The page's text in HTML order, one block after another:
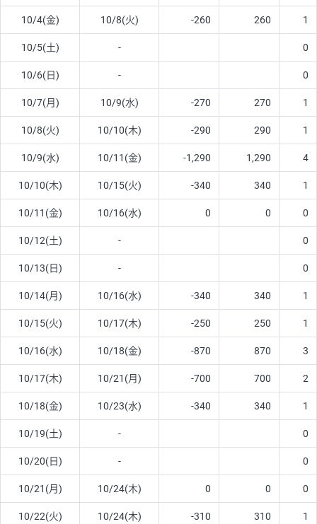
10/4(金) 10/8(火) -260 260 1
10/5(土) - 0
10/6(日) - 0
10/7(月) 10/9(水) -270 270 1
10/8(火) 10/10(木) -290 290 1
10/9(水) 10/11(金) -1,290 1,290 4
10/10(木) 10/15(火) -340 340 1
10/11(金) 10/16(水) 0 0 0
10/12(土) - 0
10/13(日) - 0
10/14(月) 10/16(水) -340 340 1
10/15(火) 10/17(木) -250 250 1
10/16(水) 10/18(金) -870 870 3
10/17(木) 10/21(月) -700 700 2
10/18(金) 10/23(水) -340 340 1
10/19(土) - 0
10/20(日) - 0
10/21(月) 10/24(木) 0 0 0
10/22(火) 10/24(木) -310 310 1